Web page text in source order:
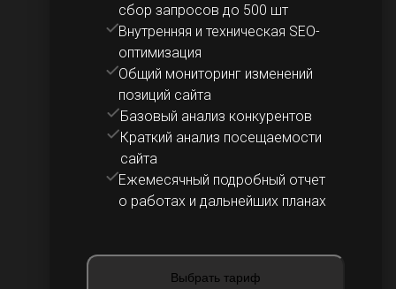
сбор запросов до 500 шт
Внутренняя и техническая SEO-
оптимизация
Общий мониторинг изменений
позиций сайта
Базовый анализ конкурентов
Краткий анализ посещаемости
сайта
Ежемесячный подробный отчет
о работах и дальнейших планах
Выбрать тариф